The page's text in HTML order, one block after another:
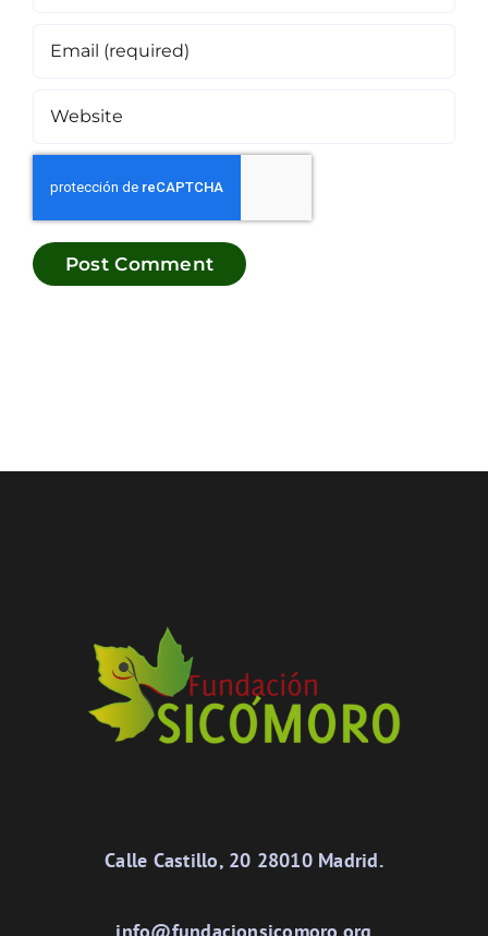
Calle Castillo, 20 28010 Madrid.
info@fundacionsicomoro.org